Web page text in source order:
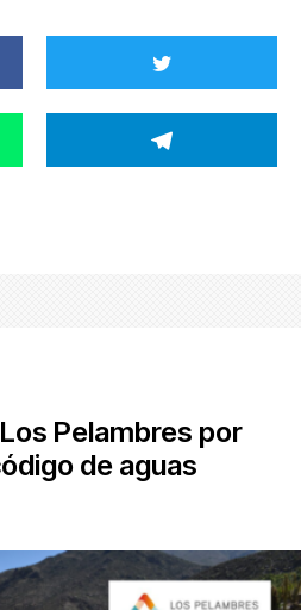
Pelambres por
de aguas